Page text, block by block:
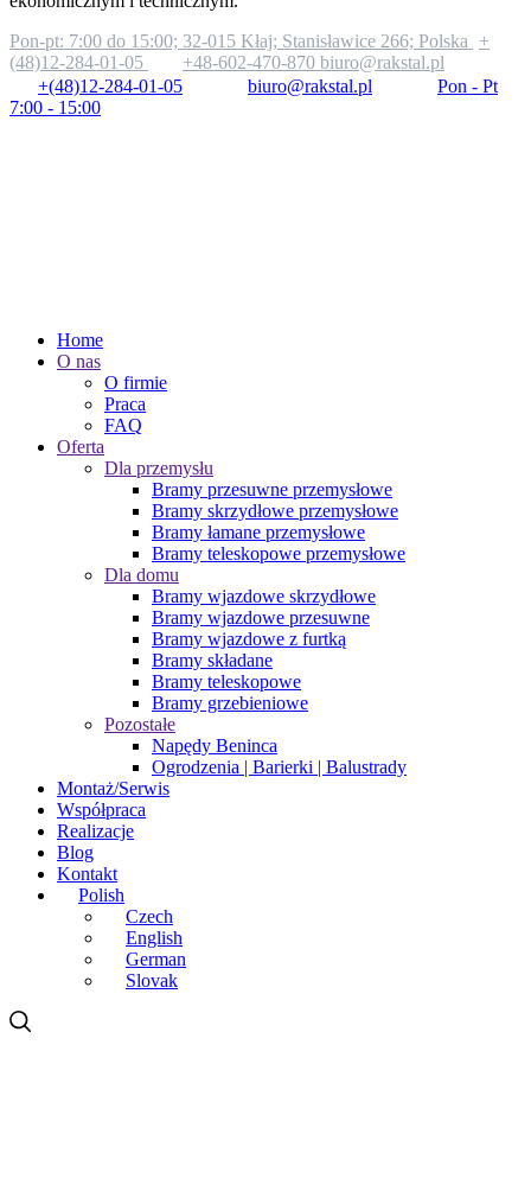
Pon-pt: 7:00 do 15:00; 32-015 Kłaj; Stanisławice 266; Polska
+
(48)12-284-01-05
+48-602-470-870 biuro@rakstal.pl
+(48)12-284-01-05
biuro@rakstal.pl
Pon - Pt
7:00 - 15:00
Home
O nas
O firmie
Praca
FAQ
Oferta
Dla przemysłu
Bramy przesuwne przemysłowe
Bramy skrzydłowe przemysłowe
Bramy łamane przemysłowe
Bramy teleskopowe przemysłowe
Dla domu
Bramy wjazdowe skrzydłowe
Bramy wjazdowe przesuwne
Bramy wjazdowe z furtką
Bramy składane
Bramy teleskopowe
Bramy grzebieniowe
Pozostałe
Napędy Beninca
Ogrodzenia | Barierki | Balustrady
Montaż/Serwis
Współpraca
Realizacje
Blog
Kontakt
Polish
Czech
English
German
Slovak